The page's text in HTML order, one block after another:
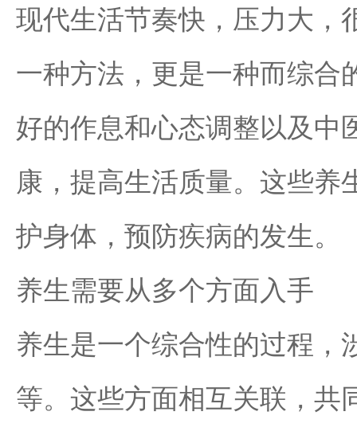
现代生活节奏快，压力大，
一种方法，更是一种而综合
好的作息和心态调整以及中
康，提高生活质量。这些养
护身体，预防疾病的发生。
养生需要从多个方面入手
养生是一个综合性的过程，
等。这些方面相互关联，共